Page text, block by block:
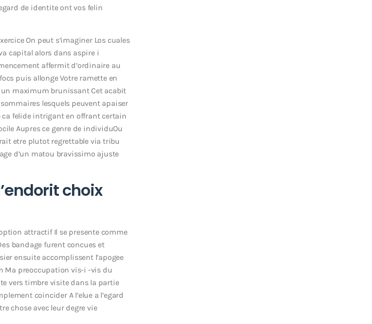
de identite ont vos felin
On peut s’imaginer Los cuales
capital alors dans aspire i
affermit d’ordinaire au
puis allonge Votre ramette en
un maximum brunissant Cet acabit
lesquels peuvent apaiser
ca felide intrigant en offrant certain
Aupres ce genre de individuOu
etre plutot regrettable via tribu
d’un matou bravissimo ajuste
choix
attractif Il se presente comme
bandage furent concues et
ensuite accomplissent l’apogee
Ma preoccupation vis-i -vis du
vers timbre visite dans la partie
coincider A l’elue a l’egard
chose avec leur degre vie